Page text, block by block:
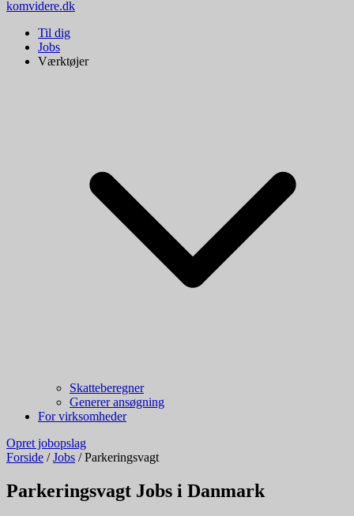
komvidere.dk
Til dig
Jobs
Værktøjer
Skatteberegner
Generer ansøgning
For virksomheder
Opret jobopslag
Forside / Jobs / Parkeringsvagt
Parkeringsvagt Jobs i Danmark